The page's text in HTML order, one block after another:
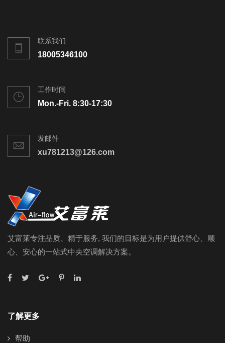
联系我们
18005346100
工作时间
Mon.-Fri. 8:30-17:30
发邮件
xu781213@126.com
艾富莱专注品质、精于服务, 我们的目标是为用户提供舒心、顺
心、安心的一站式中央空调解决方案。
了解更多
帮助